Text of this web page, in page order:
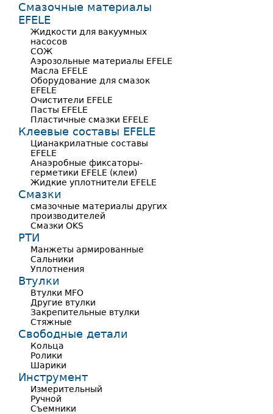
Смазочные материалы
EFELE
Жидкости для вакуумных
насосов
СОЖ
Аэрозольные материалы EFELE
Масла EFELE
Оборудование для смазок
EFELE
Очистители EFELE
Пасты EFELE
Пластичные смазки EFELE
Клеевые составы EFELE
Цианакрилатные составы
EFELE
Анаэробные фиксаторы-
герметики EFELE (клеи)
Жидкие уплотнители EFELE
Смазки
смазочные материалы других
производителей
Смазки OKS
РТИ
Манжеты армированные
Сальники
Уплотнения
Втулки
Втулки MFO
Другие втулки
Закрепительные втулки
Стяжные
Свободные детали
Кольца
Ролики
Шарики
Инструмент
Измерительный
Ручной
Съемники